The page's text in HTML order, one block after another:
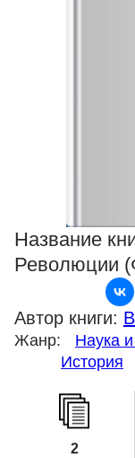
Название
Революции
Автор книги:
Жанр: Наука
История
2